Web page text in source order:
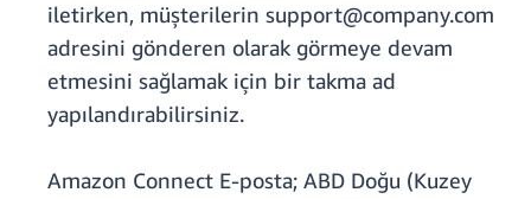
iletirken, müşterilerin support@company.com
adresini gönderen olarak görmeye devam
etmesini sağlamak için bir takma ad
yapılandırabilirsiniz.
Amazon Connect E-posta; ABD Doğu (Kuzey